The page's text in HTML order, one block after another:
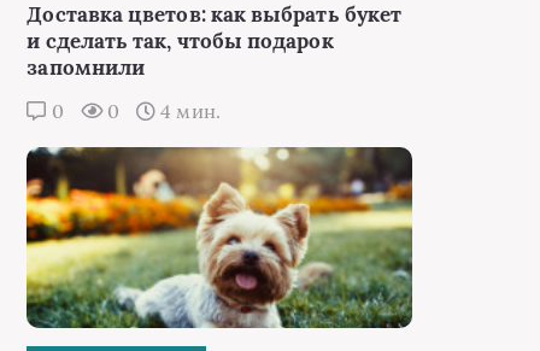
Доставка цветов: как выбрать букет
и сделать так, чтобы подарок
запомнили
0 0 4 мин.